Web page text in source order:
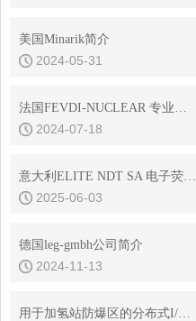
美国Minarik简介
2024-05-31
法国FEVDI-NUCLEAR 专业核去污
2024-07-18
意大利ELITE NDT SA 电子荧光光度计NDT S291
2025-06-03
德国leg-gmbh公司简介
2024-11-13
用于加氢站防爆区的分布式I/O解决方案